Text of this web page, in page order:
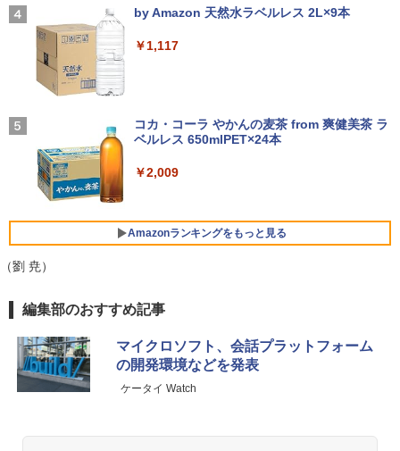
GB SSD1TB 薄い軽い FHD液晶 type-C
WIFI Bluetooth 中古ノートパソコン Off
ice付き 5GWIFI Bluetooth最新Microso
ftOffice2024可 Windows11
古ノートパソコン 第11世代 Core i5 メモ
リ16GB M.2 SSD256GB 13.3インチ フ
book G83/HS 初期設定済 すぐ使える 90
日保証 送料無料
5
13.3インチ 良品 Lenovo ThinkPad X13
Gen2 Type-20XJ フルHD / Windows11/
高性能 AMD Ryzen 5-5650u/ 16GB/ 爆
速NVMe式256GB-SSD/ カメラ/ 無線Wi-
ore i7 第4世代 Office付き メモリ16GB
SSD512GB 初期設定済 ホワイト ブラッ
ク
4
GMKtec GMK-K8 PLUS-32/1T-W11Pro
5
￥148,700
門サエコ ]
￥878
￥572
レスイヤホン bluetooth イヤホン V12 小型
軽量 ブルートゥースHi-Fi 最大36時間再生 ぶ
るーとゅーす コードレス ENCノイズキャン
セリング 自動ペアリング Type-C充電 マイク
￥1,964
Xiaomi シャオミ REDMI Buds 8 Lite ワイヤ
￥2,980
￥250
by Amazon 天然水ラベルレス 2L×9本
￥1,117
コカ・コーラ やかんの麦茶 from 爽健美茶 ラ
ベルレス 650mlPET×24本
￥2,009
Amazonランキングをもっと見る
薬屋のひとりごと 17巻 (デジタル版ビッグガ
ンガンコミックス)
￥770
エース)
（劉 尭）
編集部のおすすめ記事
マイクロソフト、会話プラットフォーム
の開発環境などを発表
ケータイ Watch